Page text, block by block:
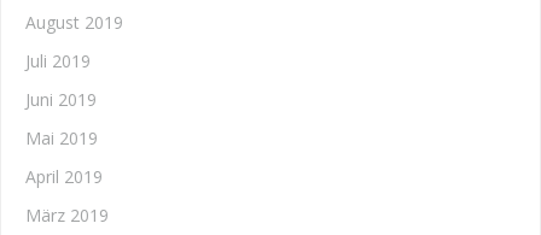
August 2019
Juli 2019
Juni 2019
Mai 2019
April 2019
März 2019